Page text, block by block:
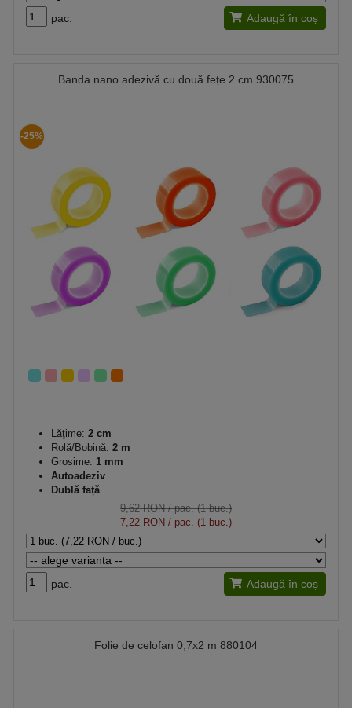
pac. Adaugă în coș
Banda nano adezivă cu două fețe 2 cm 930075
-25%
Lăţime: 2 cm
Rolă/Bobină: 2 m
Grosime: 1 mm
Autoadeziv
Dublă față
9,62 RON/ pac. (1 buc.)
7,22 RON / pac. (1 buc.)
pac. Adaugă în coș
Folie de celofan 0,7x2 m 880104